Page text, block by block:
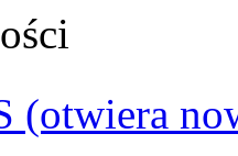
(otwiera